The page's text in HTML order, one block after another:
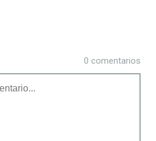
0 comentarios